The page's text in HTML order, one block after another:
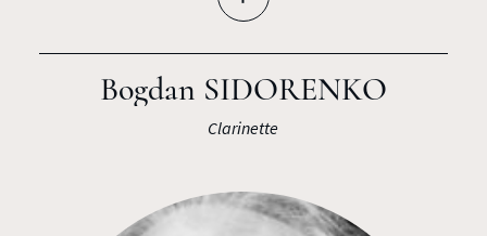
Bogdan SIDORENKO
Clarinette